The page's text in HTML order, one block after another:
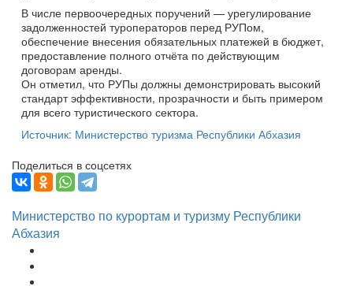
В числе первоочередных поручений — урегулирование
задолженностей туроператоров перед РУПом,
обеспечение внесения обязательных платежей в бюджет,
предоставление полного отчёта по действующим
договорам аренды.
Он отметил, что РУПы должны демонстрировать высокий
стандарт эффективности, прозрачности и быть примером
для всего туристического сектора.
Источник: Министерство туризма Республики Абхазия
Поделиться в соцсетях
Министерство по курортам и туризму Республики
Абхазия